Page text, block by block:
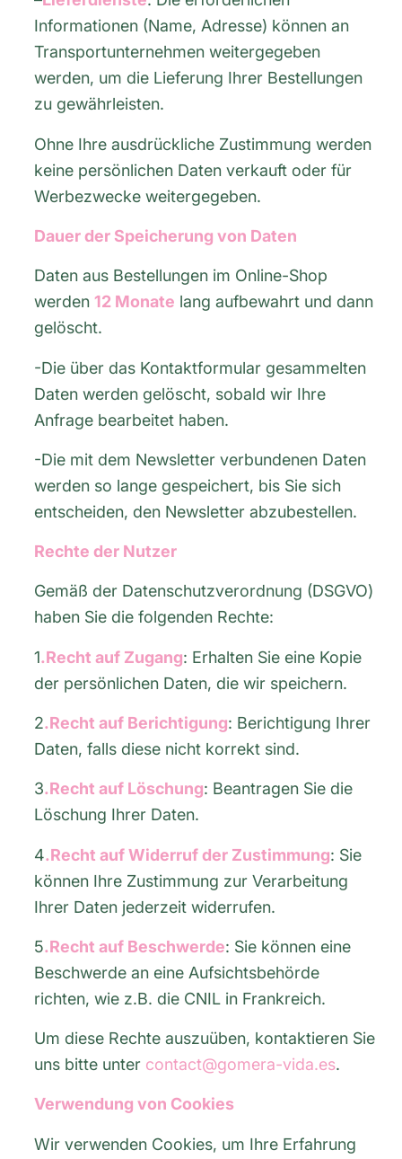
Informationen (Name, Adresse) können an
Transportunternehmen weitergegeben
werden, um die Lieferung Ihrer Bestellungen
zu gewährleisten.
Ohne Ihre ausdrückliche Zustimmung werden
keine persönlichen Daten verkauft oder für
Werbezwecke weitergegeben.
Dauer der Speicherung von Daten
Daten aus Bestellungen im Online-Shop
werden 12 Monate lang aufbewahrt und dann
gelöscht.
-Die über das Kontaktformular gesammelten
Daten werden gelöscht, sobald wir Ihre
Anfrage bearbeitet haben.
-Die mit dem Newsletter verbundenen Daten
werden so lange gespeichert, bis Sie sich
entscheiden, den Newsletter abzubestellen.
Rechte der Nutzer
Gemäß der Datenschutzverordnung (DSGVO)
haben Sie die folgenden Rechte:
1.Recht auf Zugang: Erhalten Sie eine Kopie
der persönlichen Daten, die wir speichern.
2.Recht auf Berichtigung: Berichtigung Ihrer
Daten, falls diese nicht korrekt sind.
3.Recht auf Löschung: Beantragen Sie die
Löschung Ihrer Daten.
4.Recht auf Widerruf der Zustimmung: Sie
können Ihre Zustimmung zur Verarbeitung
Ihrer Daten jederzeit widerrufen.
5.Recht auf Beschwerde: Sie können eine
Beschwerde an eine Aufsichtsbehörde
richten, wie z.B. die CNIL in Frankreich.
Um diese Rechte auszuüben, kontaktieren Sie
uns bitte unter contact@gomera-vida.es.
Verwendung von Cookies
Wir verwenden Cookies, um Ihre Erfahrung